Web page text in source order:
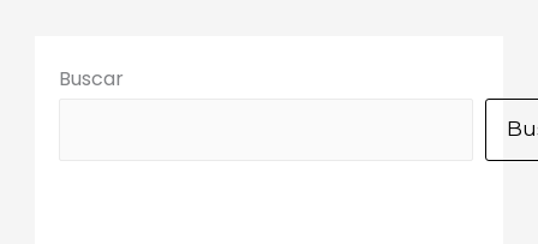
Buscar